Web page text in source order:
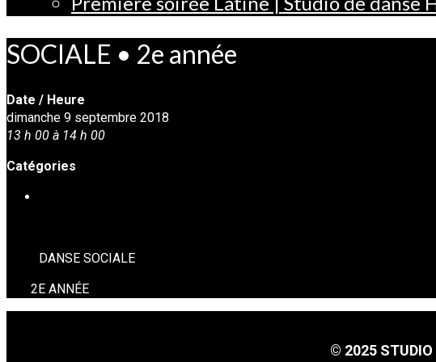
SOCIALE • 2e année
Date / Heure
dimanche 9 septembre 2018
13 h 00 à 14 h 00
Catégories
DANSE SOCIALE
2E ANNÉE
© 2025 STUDIO